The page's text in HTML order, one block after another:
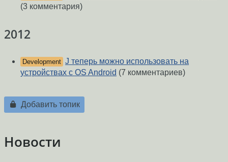
(3 комментария)
2012
Development J теперь можно использовать на
устройствах с OS Android (7 комментариев)
Добавить топик
Новости